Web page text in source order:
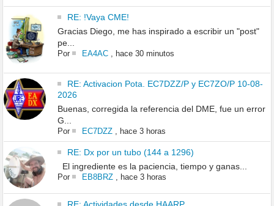
RE: !Vaya CME!
Gracias Diego, me has inspirado a escribir un "post"
pe...
Por EA4AC, hace 30 minutos
RE: Activacion Pota. EC7DZZ/P y EC7ZO/P 10-08-
2026
Buenas, corregida la referencia del DME, fue un error
G...
Por EC7DZZ, hace 3 horas
RE: Dx por un tubo (144 a 1296)
El ingrediente es la paciencia, tiempo y ganas...
Por EB8BRZ, hace 3 horas